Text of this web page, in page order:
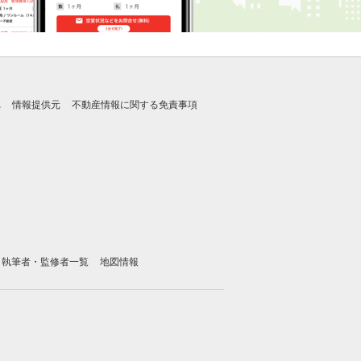
情報提供元 不動産情報に関する免責事項
執筆者・監修者一覧 地図情報